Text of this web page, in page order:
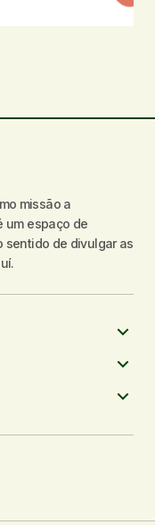
missão a
um espaço de
sentido de divulgar as